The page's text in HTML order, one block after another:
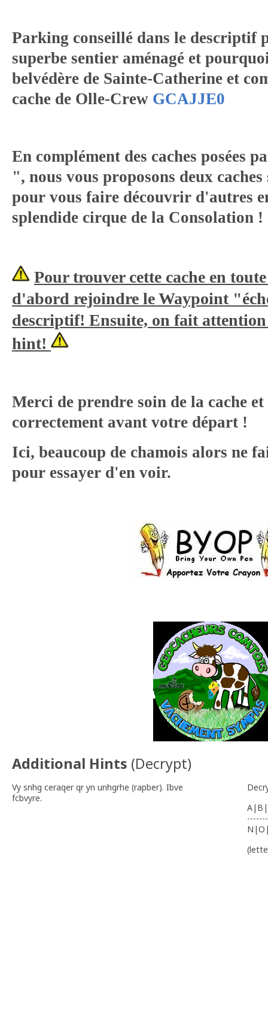
Parking conseillé dans le descriptif
superbe sentier aménagé et
belvédère de Sainte-Catherine et
cache de Olle-Crew GCAJJE0
En complément des caches posées
", nous vous proposons deux
pour vous faire découvrir d'autres
splendide cirque de la Consolation !
Pour trouver cette cache en
d'abord rejoindre le Waypoint
descriptif! Ensuite, on fait
hint!
Merci de prendre soin de la cache
correctement avant votre départ !
Ici, beaucoup de chamois alors ne
pour essayer d'en voir.
Additional Hints (Decrypt)
Vy snhg ceraqer qr yn unhgrhe (rapber). Ibve
fcbvyre.